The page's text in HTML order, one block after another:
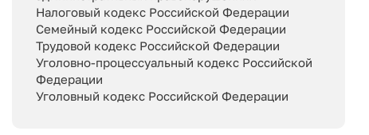
Налоговый кодекс Российской Федерации
Семейный кодекс Российской Федерации
Трудовой кодекс Российской Федерации
Уголовно-процессуальный кодекс Российской
Федерации
Уголовный кодекс Российской Федерации